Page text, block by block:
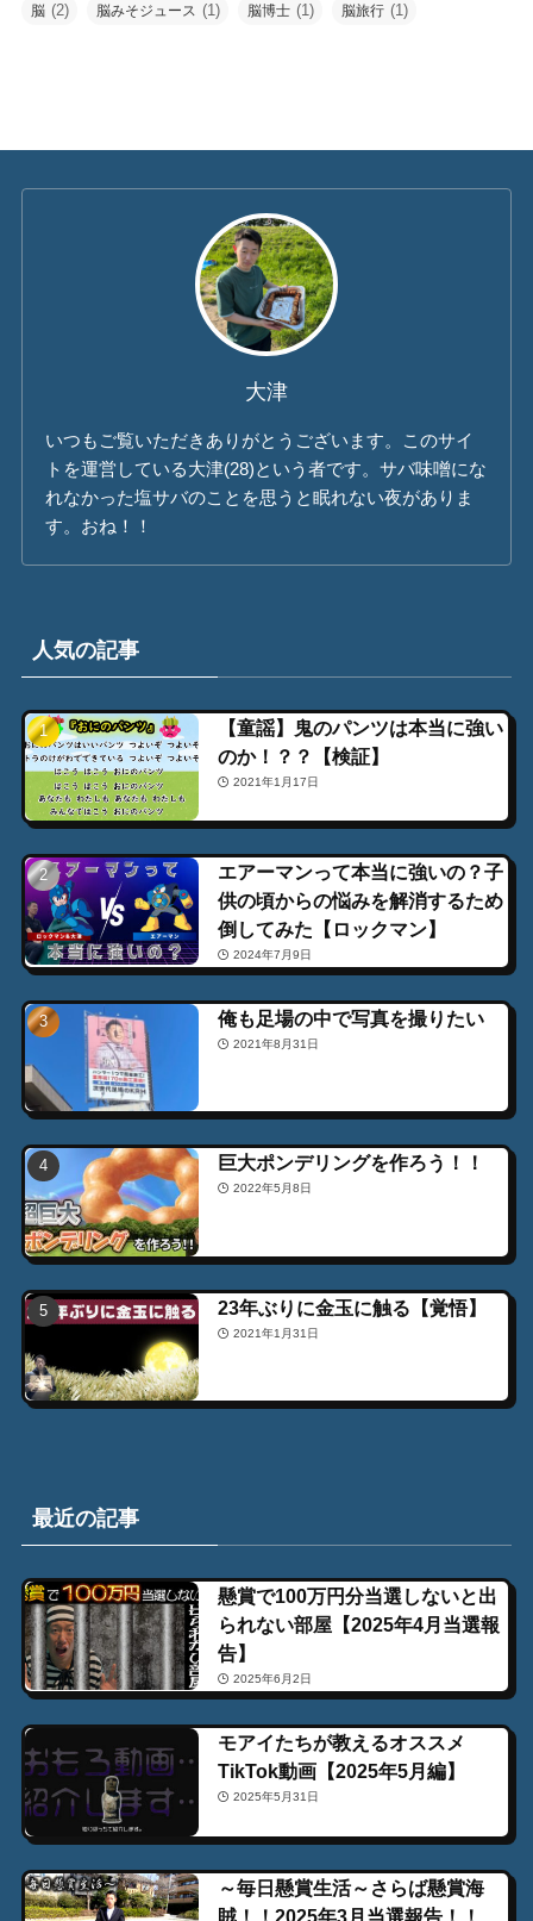
脳 (2) 脳みそジュース (1) 脳博士 (1) 脳旅行 (1)
大津
いつもご覧いただきありがとうございます。このサイ
トを運営している大津(28)という者です。サバ味噌にな
れなかった塩サバのことを思うと眠れない夜がありま
す。おね！！
人気の記事
【童謡】鬼のパンツは本当に強い
のか！？？【検証】
2021年1月17日
エアーマンって本当に強いの？子
供の頃からの悩みを解消するため
倒してみた【ロックマン】
2024年7月9日
俺も足場の中で写真を撮りたい
2021年8月31日
巨大ポンデリングを作ろう！！
2022年5月8日
23年ぶりに金玉に触る【覚悟】
2021年1月31日
最近の記事
懸賞で100万円分当選しないと出
られない部屋【2025年4月当選報
告】
2025年6月2日
モアイたちが教えるオススメ
TikTok動画【2025年5月編】
2025年5月31日
～毎日懸賞生活～さらば懸賞海
賊！！2025年3月当選報告！！